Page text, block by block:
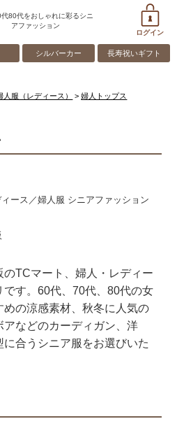
80代をおしゃれに彩るシニ
アファッション
ログイン
シルバーカー 長寿祝いギフト
人服（レディース）
婦人トップス
ース／婦人服 シニアファッション
のTCマート、婦人・レディー
です。60代、70代、80代の女
の涼感素材、秋冬に人気の
などのカーディガン、洋
合うシニア服をお選びいた